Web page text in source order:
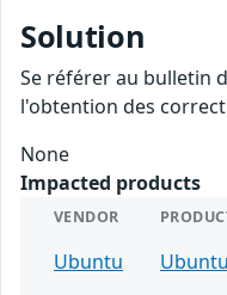
Solution
Se référer au bulletin
l'obtention des
None
Impacted products
VENDOR
Ubuntu Ubuntu